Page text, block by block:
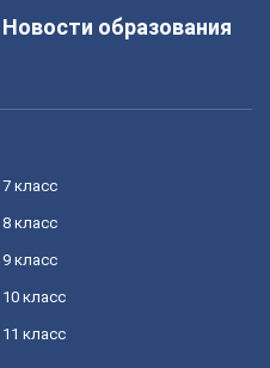
Новости образования
7 класс
8 класс
9 класс
10 класс
11 класс